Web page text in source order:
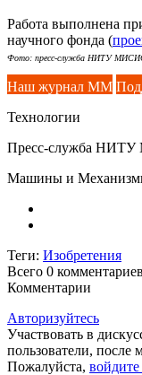
Работа выполнена
научного фонда (
Фото: пресс-служба НИТУ
Наш журнал ММ
Технологии
Пресс-служба
Машины и
Теги: Изобретения
Всего 0 комментариев
Комментарии
Авторизуйтесь
Участвовать в
пользователи, после
Пожалуйста, войдите